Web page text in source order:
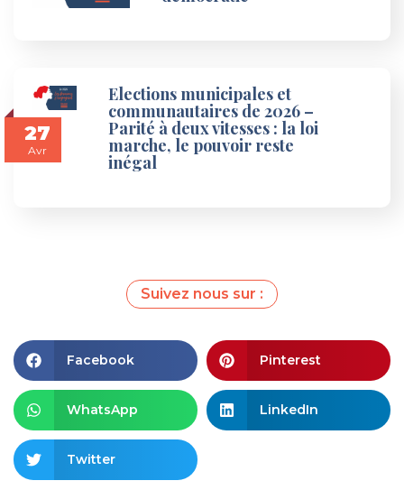
27
Avr
Elections municipales et
communautaires de 2026 –
Parité à deux vitesses : la loi
marche, le pouvoir reste
inégal
Suivez nous sur :
Facebook Pinterest
WhatsApp LinkedIn
Twitter